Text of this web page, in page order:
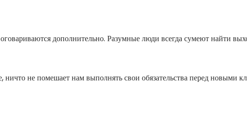
дополнительно. Разумные люди всегда сумеют найти
ничто не помешает нам выполнять свои обязательства перед новыми